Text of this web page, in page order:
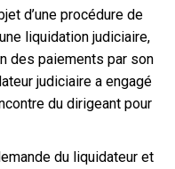
d’une procédure de
liquidation judiciaire,
des paiements par son
judiciaire a engagé
du dirigeant pour
du liquidateur et